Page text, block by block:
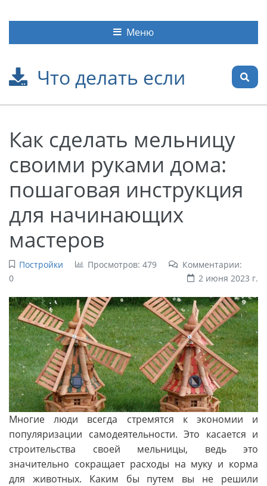
Что делать если
Меню
Как сделать мельницу
своими руками дома:
пошаговая инструкция
для начинающих
мастеров
Постройки Просмотров: 479
Комментарии:
0
2 июня 2023 г.
Многие люди всегда стремятся к экономии и
популяризации самодеятельности. Это касается и
строительства своей мельницы, ведь это
значительно сокращает расходы на муку и корма
для животных. Каким бы путем вы не решили